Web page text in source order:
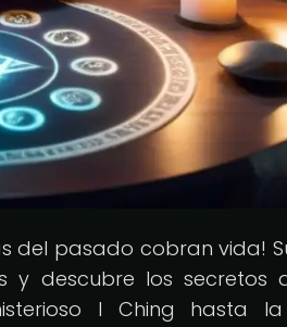
del pasado cobran vida!
y descubre los secretos
I Ching hasta la